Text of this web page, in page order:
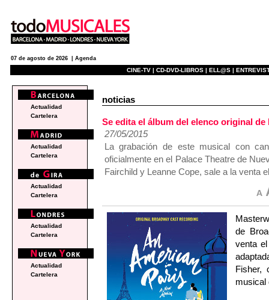
07 de agosto de 2026 | Agenda
CINE-TV | CD-DVD-LIBROS | ELL@S |
noticias
Se edita el álbum del elenco original
27/05/2015
La grabación de este musical con
oficialmente en el Palace Theatre de
Fairchild y Leanne Cope, sale a la venta
de
venta
Fisher,
musical
Actualidad
Cartelera
Actualidad
Cartelera
Actualidad
Cartelera
Actualidad
Cartelera
Actualidad
Cartelera